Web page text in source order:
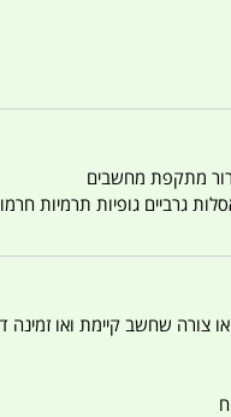
גרביים גופיות תרמיות
או צורה שחשב קיימת ואו